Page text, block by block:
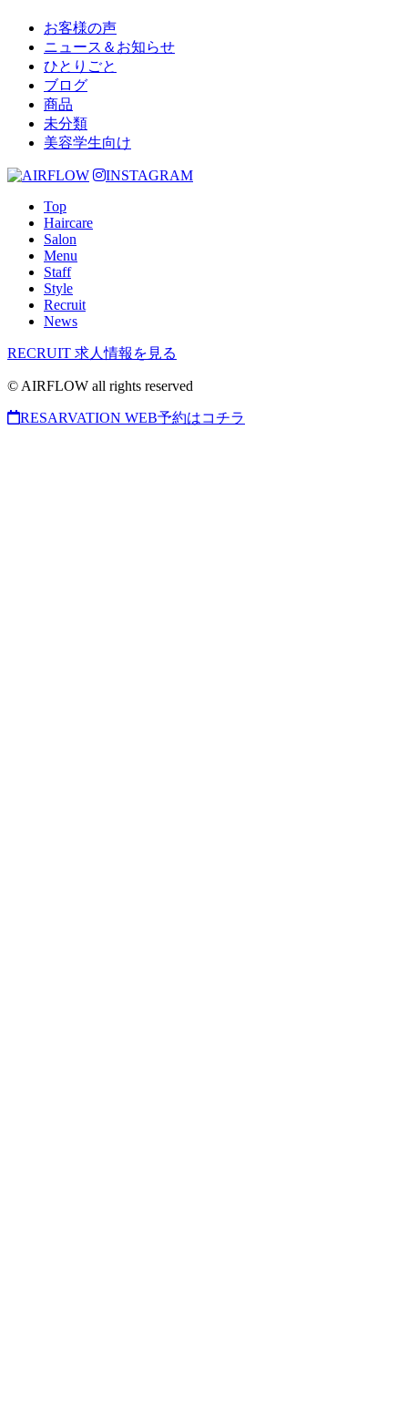
お客様の声
ニュース＆お知らせ
ひとりごと
ブログ
商品
未分類
美容学生向け
INSTAGRAM
Top
Haircare
Salon
Menu
Staff
Style
Recruit
News
RECRUIT 求人情報を見る
© AIRFLOW all rights reserved
RESARVATION WEB予約はコチラ